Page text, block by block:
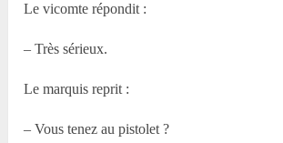
Le vicomte répondit :
– Très sérieux.
Le marquis reprit :
– Vous tenez au pistolet ?